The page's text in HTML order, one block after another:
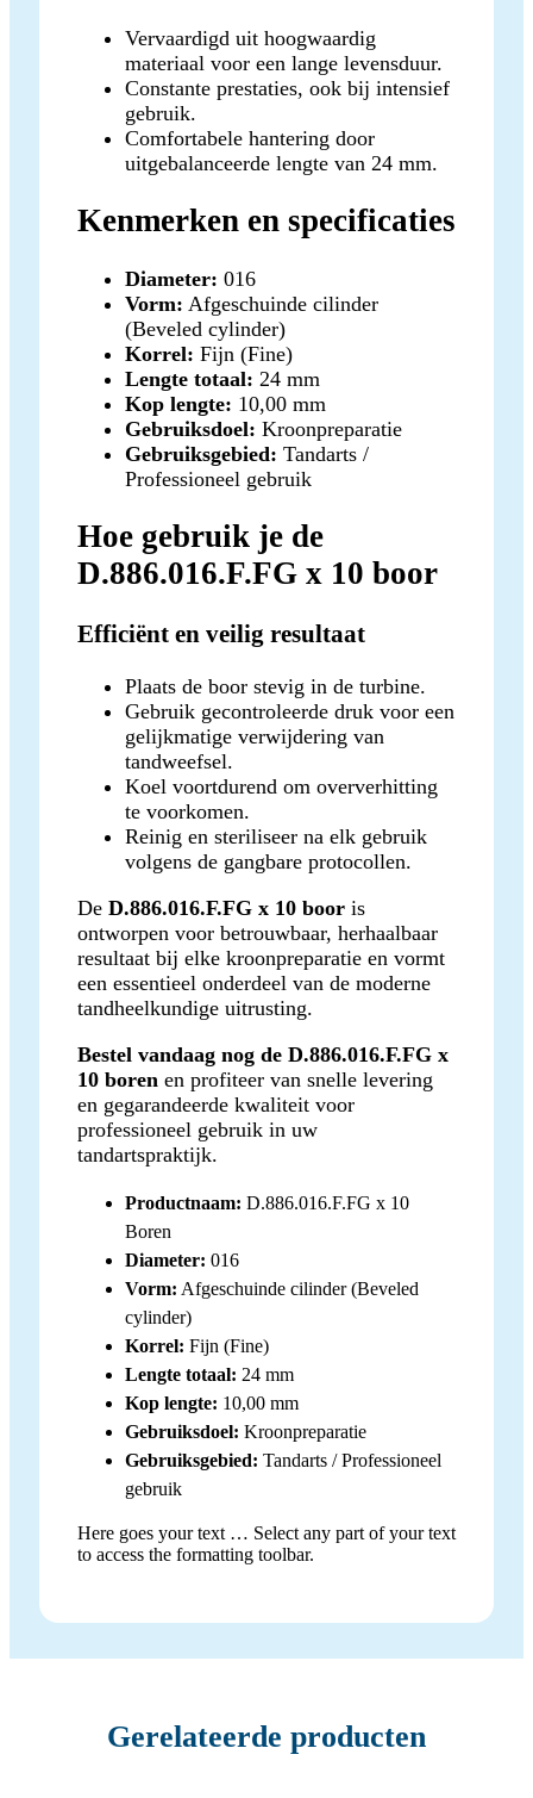
Vervaardigd uit hoogwaardig
materiaal voor een lange levensduur.
Constante prestaties, ook bij intensief
gebruik.
Comfortabele hantering door
uitgebalanceerde lengte van 24 mm.
Kenmerken en specificaties
Diameter: 016
Vorm: Afgeschuinde cilinder
(Beveled cylinder)
Korrel: Fijn (Fine)
Lengte totaal: 24 mm
Kop lengte: 10,00 mm
Gebruiksdoel: Kroonpreparatie
Gebruiksgebied: Tandarts /
Professioneel gebruik
Hoe gebruik je de
D.886.016.F.FG x 10 boor
Efficiënt en veilig resultaat
Plaats de boor stevig in de turbine.
Gebruik gecontroleerde druk voor een
gelijkmatige verwijdering van
tandweefsel.
Koel voortdurend om oververhitting
te voorkomen.
Reinig en steriliseer na elk gebruik
volgens de gangbare protocollen.
De D.886.016.F.FG x 10 boor is
ontworpen voor betrouwbaar, herhaalbaar
resultaat bij elke kroonpreparatie en vormt
een essentieel onderdeel van de moderne
tandheelkundige uitrusting.
Bestel vandaag nog de D.886.016.F.FG x
10 boren en profiteer van snelle levering
en gegarandeerde kwaliteit voor
professioneel gebruik in uw
tandartspraktijk.
Productnaam: D.886.016.F.FG x 10
Boren
Diameter: 016
Vorm: Afgeschuinde cilinder (Beveled
cylinder)
Korrel: Fijn (Fine)
Lengte totaal: 24 mm
Kop lengte: 10,00 mm
Gebruiksdoel: Kroonpreparatie
Gebruiksgebied: Tandarts / Professioneel
gebruik
Here goes your text … Select any part of your text
to access the formatting toolbar.
Gerelateerde producten